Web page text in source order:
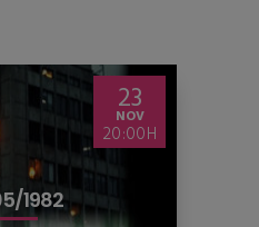
23
NOV
20:00
1982